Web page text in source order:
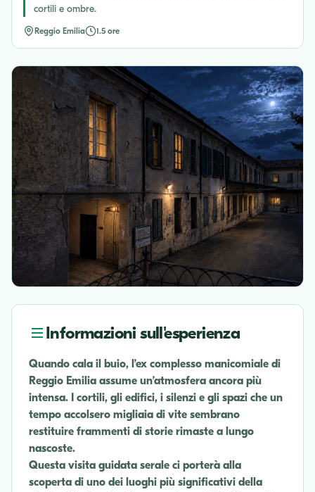
cortili e ombre.
Reggio Emilia 1.5 ore
Informazioni sull'esperienza
Quando cala il buio, l’ex complesso manicomiale di
Reggio Emilia assume un’atmosfera ancora più
intensa. I cortili, gli edifici, i silenzi e gli spazi che un
tempo accolsero migliaia di vite sembrano
restituire frammenti di storie rimaste a lungo
nascoste.
Questa visita guidata serale ci porterà alla
scoperta di uno dei luoghi più significativi della